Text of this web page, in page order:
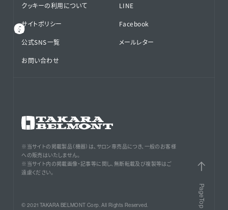
クッキーの利用について
サイトポリシー
公式SNS⁨⁩一覧
お問い合わせ
LINE
Facebook
メールレター
※当サイトの掲載製品（機器）は、サロン専売品につき、一般のお客様
への販売はいたしません。
※当サイト内の掲載画像・記事等に関し、無断転載及び複製等はご
遠慮ください。
© 2021 TAKARA BELMONT Corp. All Rights Reserved. PageTop